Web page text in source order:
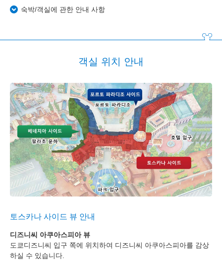
숙박/객실에 관한 안내 사항
객실 위치 안내
토스카나 사이드 뷰 안내
디즈니씨 아쿠아스피아 뷰
도쿄디즈니씨 입구 쪽에 위치하여 디즈니씨 아쿠아스피아를 감상
하실 수 있습니다.